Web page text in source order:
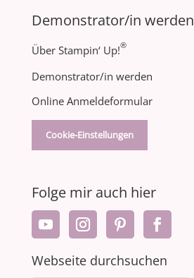
Demonstrator/in werden
Über Stampin‘ Up!®
Demonstrator/in werden
Online Anmeldeformular
Cookie-Einstellungen
Folge mir auch hier
Webseite durchsuchen